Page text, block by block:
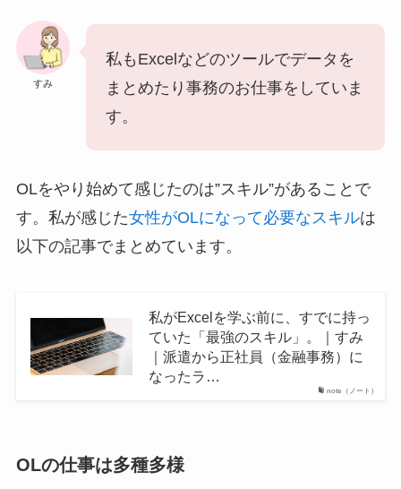
すみ
私もExcelなどのツールでデータを
まとめたり事務のお仕事をしていま
す。
OLをやり始めて感じたのは”スキル”があることで
す。私が感じた女性がOLになって必要なスキルは
以下の記事でまとめています。
note（ノート）
私がExcelを学ぶ前に、すでに持っ
ていた「最強のスキル」。｜すみ
｜派遣から正社員（金融事務）に
なったラ…
OLの仕事は多種多様